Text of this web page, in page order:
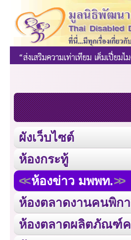
ผังเว็บไซต์
ห้องกระทู้
ห้องข่าว มพพท.
ห้องตลาดงานคนพิก
ห้องตลาดผลิตภัณฑ์